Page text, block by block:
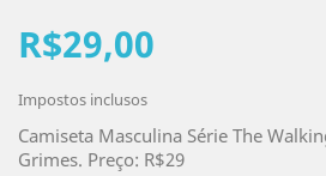
R$29,00
Impostos inclusos
Camiseta Masculina Série The
Grimes. Preço: R$29